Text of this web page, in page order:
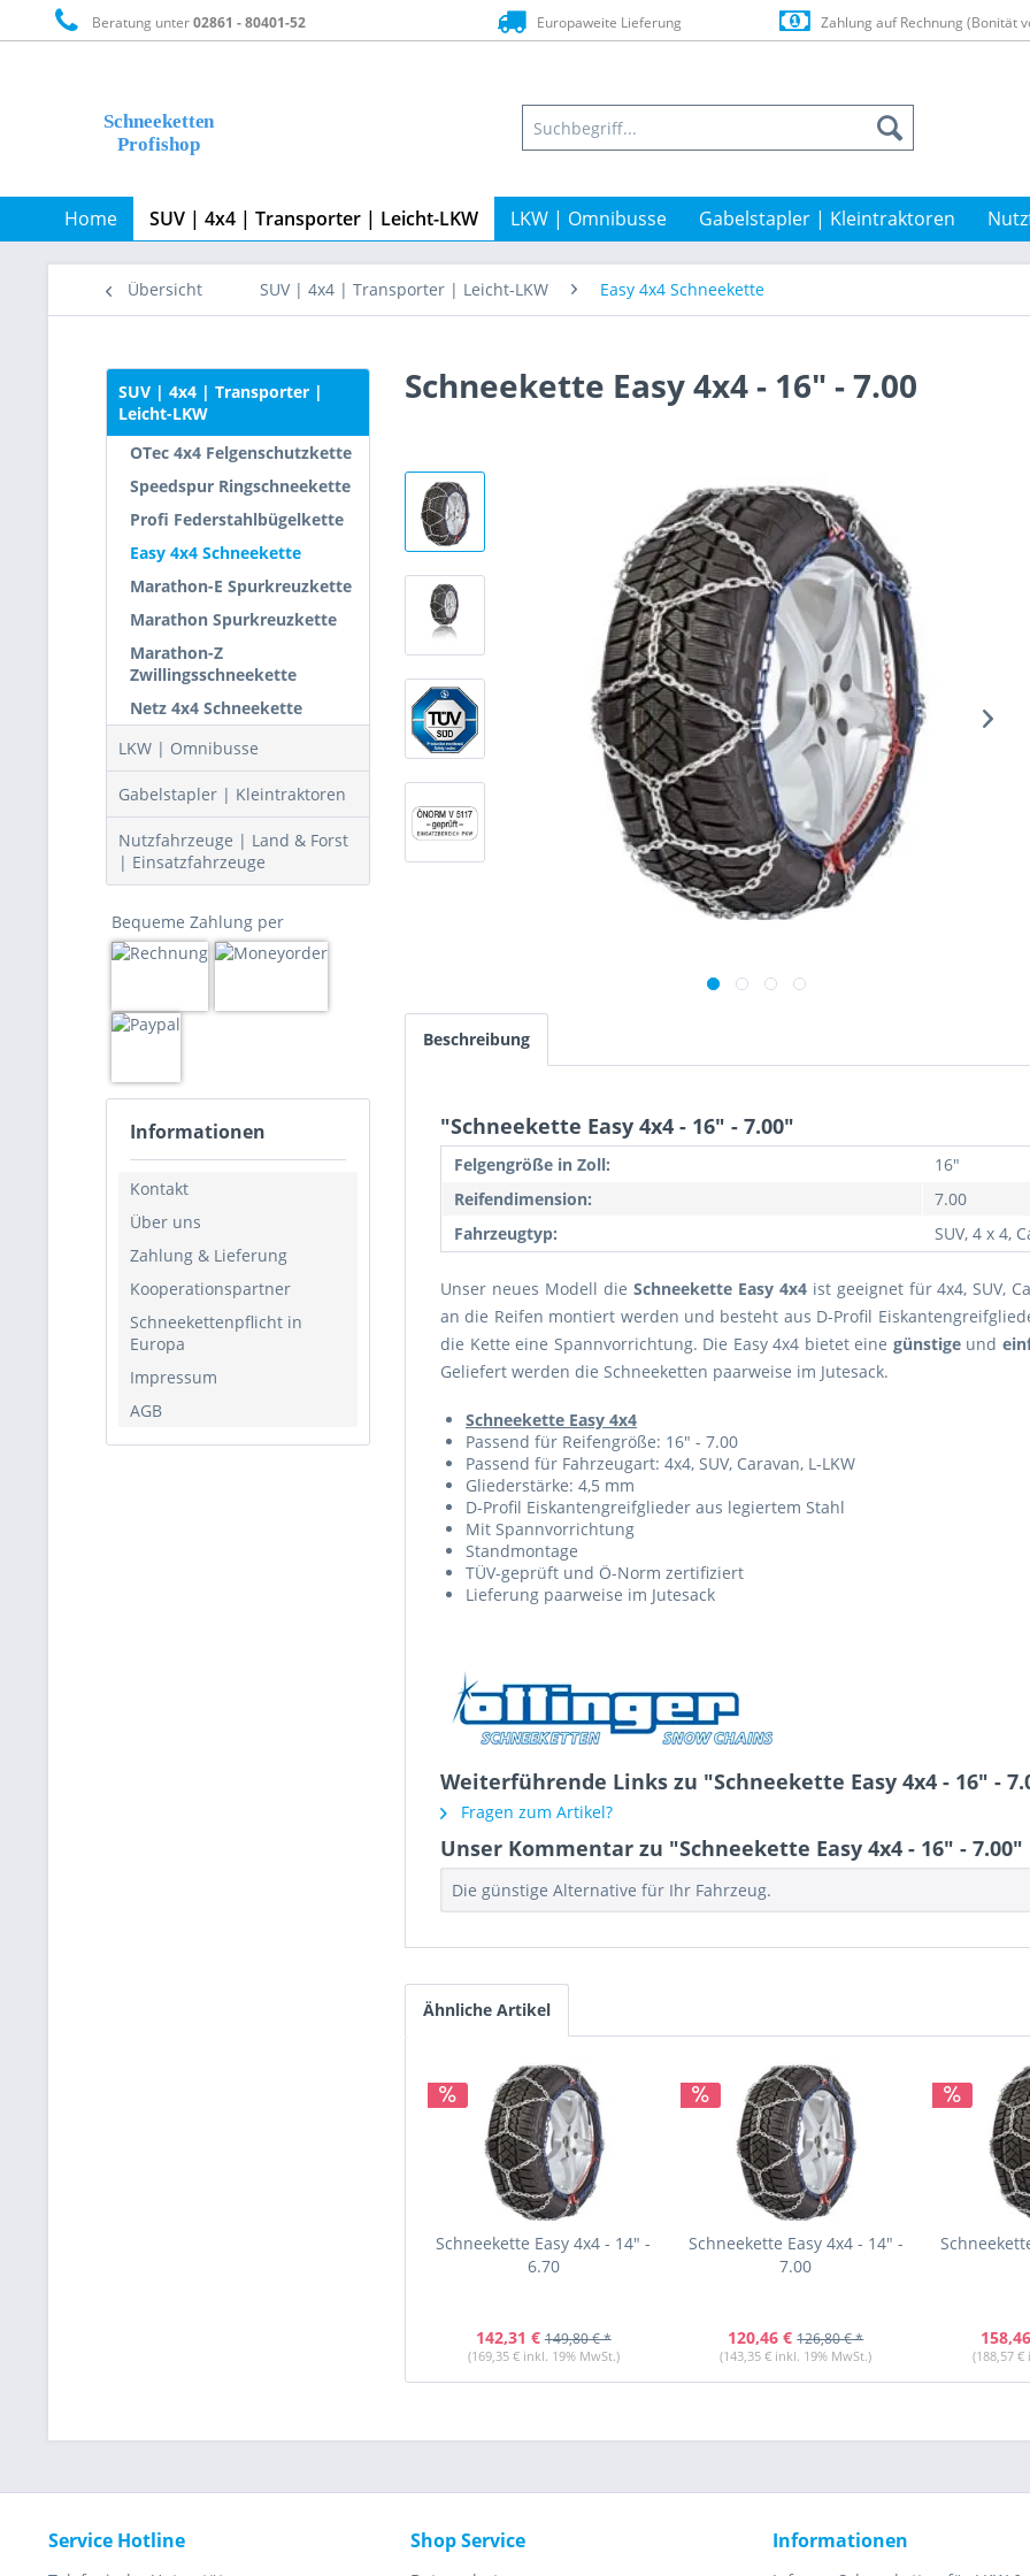
Beratung unter02861 - 80401-52 Europaweite Lieferung Zahlung auf Rechnung (Bonität
Home SUV | 4x4 | Transporter | Leicht-LKW LKW | Omnibusse Gabelstapler | Kleintraktoren
Übersicht SUV | 4x4 | Transporter | Leicht-LKW Easy 4x4 Schneekette
SUV | 4x4 | Transporter |
Leicht-LKW
OTec 4x4 Felgenschutzkette
Speedspur Ringschneekette
Profi Federstahlbügelkette
Easy 4x4 Schneekette
Marathon-E Spurkreuzkette
Marathon Spurkreuzkette
Marathon-Z
Zwillingsschneekette
Netz 4x4 Schneekette
LKW | Omnibusse
Gabelstapler | Kleintraktoren
Nutzfahrzeuge | Land & Forst
| Einsatzfahrzeuge
Bequeme Zahlung per
Informationen
Kontakt
Über uns
Zahlung & Lieferung
Kooperationspartner
Schneekettenpflicht in
Europa
Impressum
AGB
Schneekette Easy 4x4 - 16" - 7.00
Beschreibung
"Schneekette Easy 4x4 - 16" - 7.00"
Felgengröße in Zoll:
16"
Reifendimension:
7.00
Fahrzeugtyp:
SUV, 4 x 4,
Unser neues Modell die Schneekette Easy 4x4ist geeignet für 4x4, SUV,
an die Reifen montiert werden und besteht aus D-Profil
die Kette eine Spannvorrichtung. Die Easy 4x4 bietet eine günstigeund
Geliefert werden die Schneeketten paarweise im Jutesack.
Schneekette Easy 4x4
Passend für Reifengröße: 16" - 7.00
Passend für Fahrzeugart: 4x4, SUV, Caravan, L-LKW
Gliederstärke: 4,5 mm
D-Profil Eiskantengreifglieder aus legiertem Stahl
Mit Spannvorrichtung
Standmontage
TÜV-geprüft und Ö-Norm zertifiziert
Lieferung paarweise im Jutesack
Weiterführende Links zu "Schneekette Easy 4x4 - 16" -
Fragen zum Artikel?
Unser Kommentar zu "Schneekette Easy 4x4 - 16" - 7.00"
Die günstige Alternative für Ihr Fahrzeug.
Ähnliche Artikel
Schneekette Easy 4x4 - 14" -
6.70
142,31 € 149,80 € *
(169,35 € inkl. 19% MwSt.)
Schneekette Easy 4x4 - 14" -
7.00
120,46 € 126,80 € *
(143,35 € inkl. 19% MwSt.) (188,57 €
Service Hotline Shop Service Informationen